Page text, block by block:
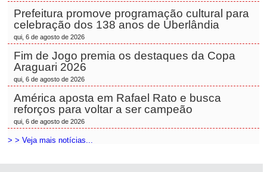
Prefeitura promove programação cultural para
celebração dos 138 anos de Uberlândia
qui, 6 de agosto de 2026
Fim de Jogo premia os destaques da Copa
Araguari 2026
qui, 6 de agosto de 2026
América aposta em Rafael Rato e busca
reforços para voltar a ser campeão
qui, 6 de agosto de 2026
> > Veja mais notícias...